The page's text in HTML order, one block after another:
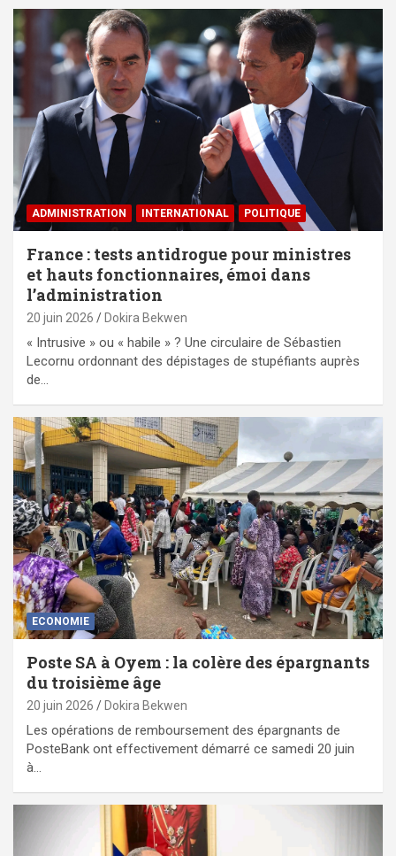
ADMINISTRATION INTERNATIONAL POLITIQUE
France : tests antidrogue pour ministres
et hauts fonctionnaires, émoi dans
l’administration
20 juin 2026 Dokira Bekwen
« Intrusive » ou « habile » ? Une circulaire de Sébastien
Lecornu ordonnant des dépistages de stupéfiants auprès
de…
ECONOMIE
Poste SA à Oyem : la colère des épargnants
du troisième âge
20 juin 2026 Dokira Bekwen
Les opérations de remboursement des épargnants de
PosteBank ont effectivement démarré ce samedi 20 juin
à…